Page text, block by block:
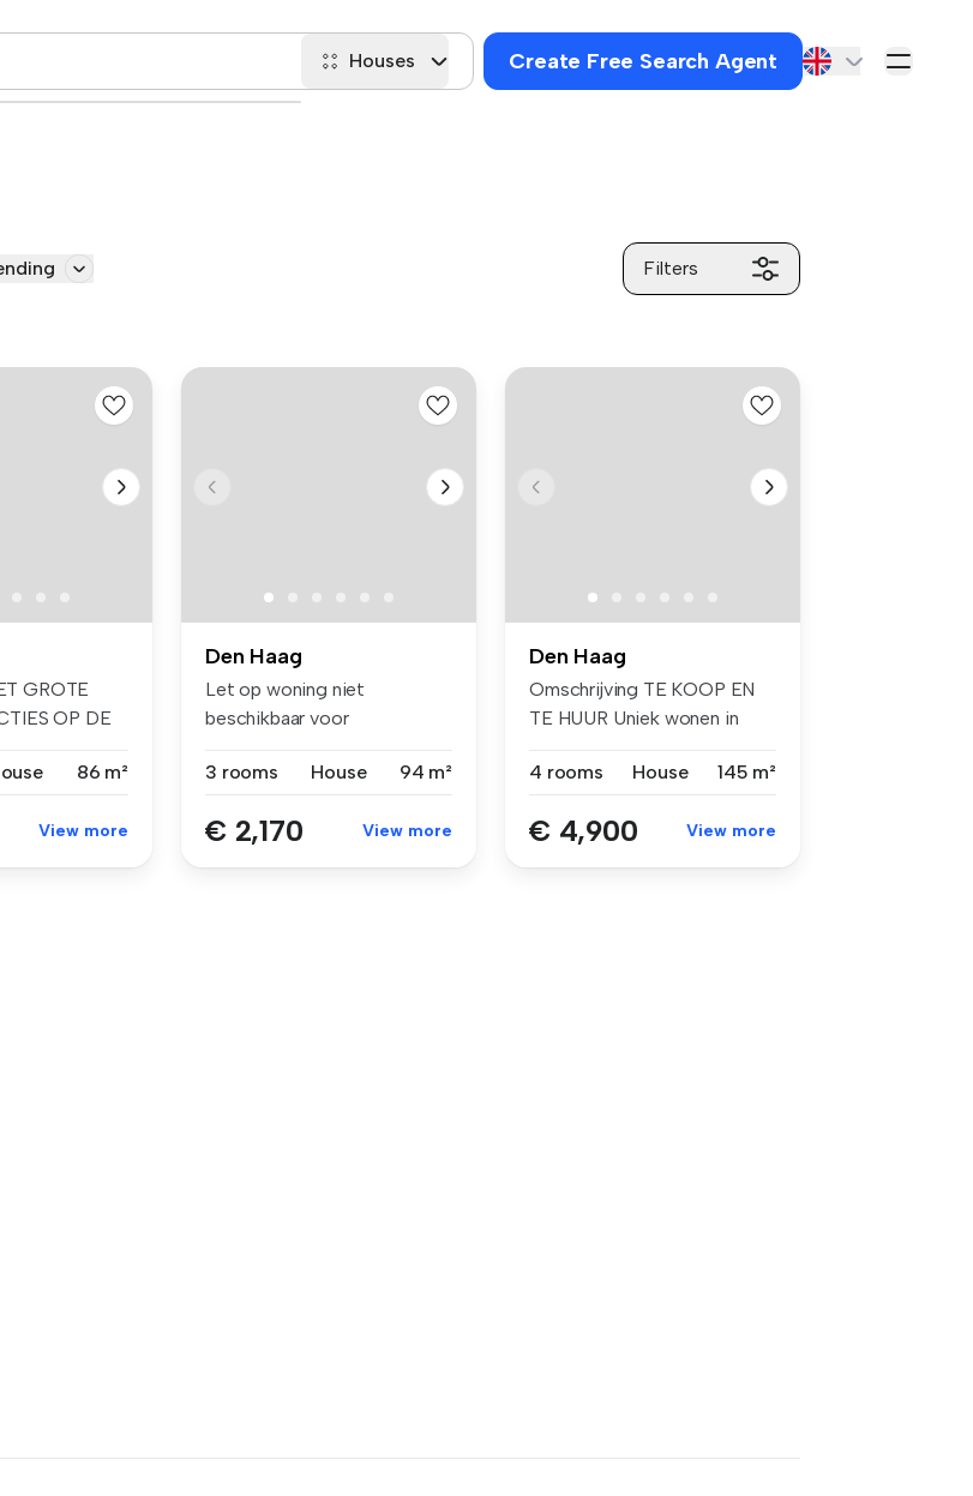
Houses Create Free Search Agent
Filters
GROTE
OP DE
86 m²
View more
Den Haag
Let op woning niet
beschikbaar voor
3 rooms
House 94 m²
€ 2,170 View more
Den Haag
Omschrijving TE KOOP EN
TE HUUR Uniek wonen in
4 rooms
House 145 m²
€ 4,900 View more